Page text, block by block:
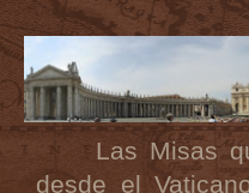
Las Misas
desde el